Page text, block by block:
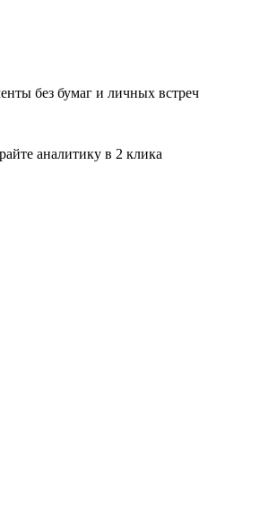
без бумаг и личных встреч
аналитику в 2 клика